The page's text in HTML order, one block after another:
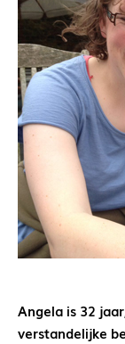
Angela is 32
verstandelijke